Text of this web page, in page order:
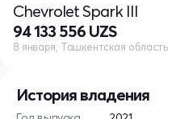
История владения
Chevrolet Spark III
94 133 556 UZS
8 января, Ташкентская область